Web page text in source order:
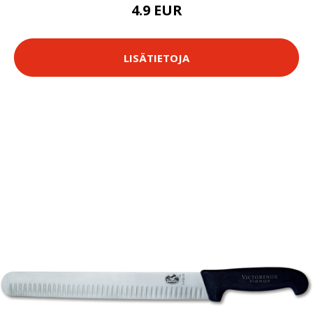
4.9 EUR
LISÄTIETOJA